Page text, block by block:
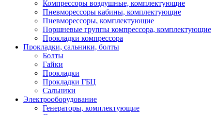
Компрессоры воздушные, комплектующие
Пневморессоры кабины, комплектующие
Пневморессоры, комплектующие
Поршневые группы компрессора, комплектующие
Прокладки компрессора
Прокладки, сальники, болты
Болты
Гайки
Прокладки
Прокладки ГБЦ
Сальники
Электрооборудование
Генераторы, комплектующие